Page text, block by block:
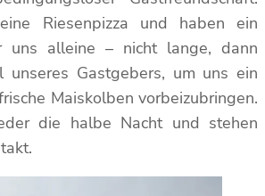
Riesenpizza und haben ein
uns alleine – nicht lange, dann
unseres Gastgebers, um uns ein
Maiskolben vorbeizubringen.
die halbe Nacht und stehen